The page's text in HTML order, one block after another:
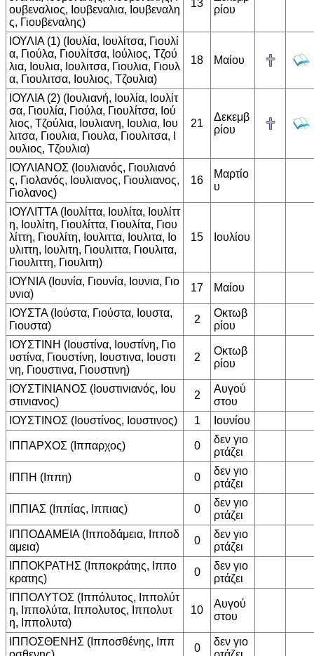
ουβεναλιος, Ιουβεναλια, Ιουβεναλη
ς, Γιουβεναλης)
13
ρίου
ΙΟΥΛΙΑ (1) (Ιουλία, Ιουλίτσα, Γιουλί
α, Γιούλα, Γιουλίτσα, Ιούλιος, Τζού
λια, Ιουλια, Ιουλιτσα, Γιουλια, Γιουλ
α, Γιουλιτσα, Ιουλιος, Τζουλια)
18 Μαίου
ΙΟΥΛΙΑ (2) (Ιουλιανή, Ιουλία, Ιουλίτ
σα, Γιουλία, Γιούλα, Γιουλίτσα, Ιού
λιος, Τζούλια, Ιουλιανη, Ιουλια, Ιου
λιτσα, Γιουλια, Γιουλα, Γιουλιτσα, Ι
ουλιος, Τζουλια)
21
Δεκεμβ
ρίου
ΙΟΥΛΙΑΝΟΣ (Ιουλιανός, Γιουλιανό
ς, Γιολανός, Ιουλιανος, Γιουλιανος,
Γιολανος)
16
Μαρτίο
υ
ΙΟΥΛΙΤΤΑ (Ιουλίττα, Ιουλίτα, Ιουλίττ
η, Ιουλίτη, Γιουλίττα, Γιουλίτα, Γιου
λίττη, Γιουλίτη, Ιουλιττα, Ιουλιτα, Ιο
υλιττη, Ιουλιτη, Γιουλιττα, Γιουλιτα,
Γιουλιττη, Γιουλιτη)
15 Ιουλίου
ΙΟΥΝΙΑ (Ιουνία, Γιουνία, Ιουνια, Γιο
υνια)
17 Μαίου
ΙΟΥΣΤΑ (Ιούστα, Γιούστα, Ιουστα,
Γιουστα)
2
Οκτωβ
ρίου
ΙΟΥΣΤΙΝΗ (Ιουστίνα, Ιουστίνη, Γιο
υστίνα, Γιουστίνη, Ιουστινα, Ιουστι
νη, Γιουστινα, Γιουστινη)
2
Οκτωβ
ρίου
ΙΟΥΣΤΙΝΙΑΝΟΣ (Ιουστινιανός, Ιου
στινιανος)
2
Αυγού
στου
ΙΟΥΣΤΙΝΟΣ (Ιουστίνος, Ιουστινος)
1 Ιουνίου
ΙΠΠΑΡΧΟΣ (Ιππαρχος) 0
δεν γιο
ρτάζει
ΙΠΠΗ (Ιππη) 0
δεν γιο
ρτάζει
ΙΠΠΙΑΣ (Ιππίας, Ιππιας) 0
δεν γιο
ρτάζει
ΙΠΠΟΔΑΜΕΙΑ (Ιπποδάμεια, Ιπποδ
αμεια)
0
δεν γιο
ρτάζει
ΙΠΠΟΚΡΑΤΗΣ (Ιπποκράτης, Ιππο
κρατης)
0
δεν γιο
ρτάζει
ΙΠΠΟΛΥΤΟΣ (Ιππόλυτος, Ιππολύτ
η, Ιππολύτα, Ιππολυτος, Ιππολυτ
η, Ιππολυτα)
10
Αυγού
στου
ΙΠΠΟΣΘΕΝΗΣ (Ιπποσθένης, Ιππ
0
δεν γιο